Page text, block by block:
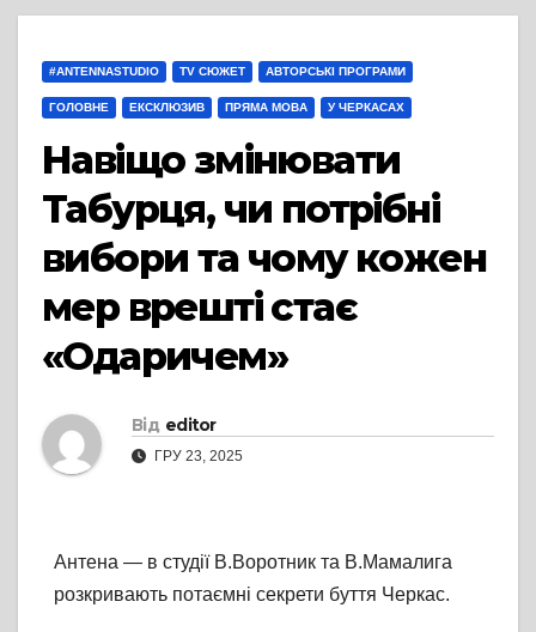
#ANTENNASTUDIO TV СЮЖЕТ АВТОРСЬКІ ПРОГРАМИ
ГОЛОВНЕ ЕКСКЛЮЗИВ ПРЯМА МОВА У ЧЕРКАСАХ
Навіщо змінювати
Табурця, чи потрібні
вибори та чому кожен
мер врешті стає
«Одаричем»
Від editor
ГРУ 23, 2025
Антена — в студії В.Воротник та В.Мамалига
розкривають потаємні секрети буття Черкас.